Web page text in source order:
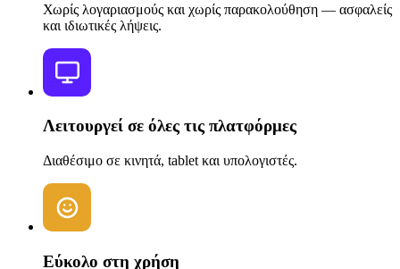
Χωρίς λογαριασμούς και χωρίς παρακολούθηση — ασφαλείς
και ιδιωτικές λήψεις.
Λειτουργεί σε όλες τις πλατφόρμες
Διαθέσιμο σε κινητά, tablet και υπολογιστές.
Εύκολο στη χρήση